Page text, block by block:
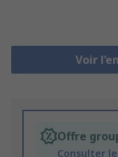
Voir
Offre
Consulter